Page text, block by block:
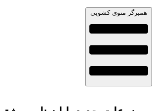
همبرگر منوی کشویی